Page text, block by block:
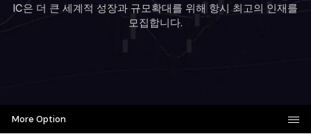
IC은 더 큰 세계적 성장과 규모확대를 위해 항시 최고의 인재를
모집합니다.
More Option